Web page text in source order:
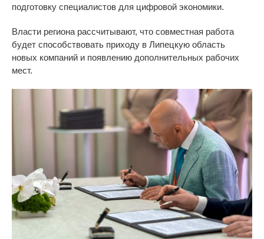
подготовку специалистов для цифровой экономики.
Власти региона рассчитывают, что совместная работа
будет способствовать приходу в Липецкую область
новых компаний и появлению дополнительных рабочих
мест.